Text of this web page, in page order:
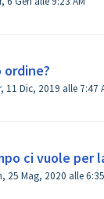
ordine?
Modificato il Mer, 11 Dic,
ci vuole per
Modificato il Lun, 25